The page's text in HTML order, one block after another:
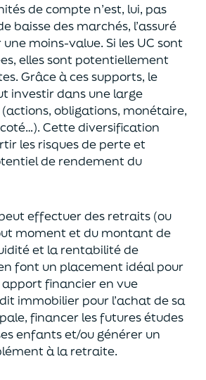
de compte n’est, lui, pas
baisse des marchés, l’assuré
moins-value. Si les UC sont
elles sont potentiellement
Grâce à ces supports, le
investir dans une large
obligations, monétaire,
. Cette diversification
les risques de perte et
de rendement du
effectuer des retraits (ou
moment et du montant de
et la rentabilité de
font un placement idéal pour
financier en vue
immobilier pour l’achat desa
financer les futures études
enfantset/ou générer un
à la retraite.